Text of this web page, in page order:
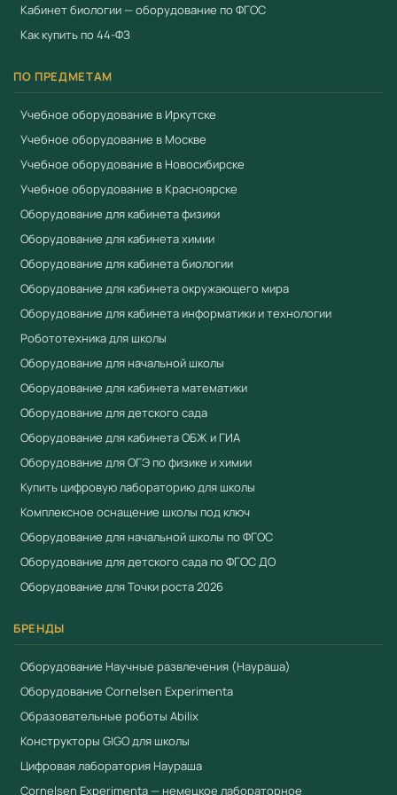
предложения:+7 (904) 115-00-56 ,
fgostorg.ru@yandex.ru
Поставляется компанией
(ИНН 3801158281). Соответствует требованиям
Смотрите также
Поле с системой кодов
Ресурсный набор для программируемого
квадрокоптера EDU.ARD Мини
Учебная летающая робототехническая система (5
дронов EDU.ARD Мини)
Кабинет биологии — оборудование по ФГОС
Как купить по 44-ФЗ
ПО ПРЕДМЕТАМ
Учебное оборудование в Иркутске
Учебное оборудование в Москве
Учебное оборудование в Новосибирске
Учебное оборудование в Красноярске
Оборудование для кабинета физики
Оборудование для кабинета химии
Оборудование для кабинета биологии
Оборудование для кабинета окружающего мира
Оборудование для кабинета информатики и технологии
Робототехника для школы
Оборудование для начальной школы
Оборудование для кабинета математики
Оборудование для детского сада
Оборудование для кабинета ОБЖ и ГИА
Оборудование для ОГЭ по физике и химии
Купить цифровую лабораторию для школы
Комплексное оснащение школы под ключ
Оборудование для начальной школы по ФГОС
Оборудование для детского сада по ФГОС ДО
Оборудование для Точки роста 2026
БРЕНДЫ
Оборудование Научные развлечения (Наураша)
Оборудование Cornelsen Experimenta
Образовательные роботы Abilix
Конструкторы GIGO для школы
Цифровая лаборатория Наураша
Cornelsen Experimenta — немецкое лабораторное